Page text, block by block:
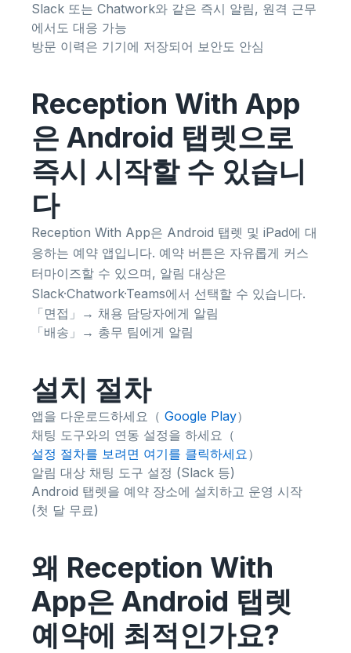
Slack 또는 Chatwork와 같은 즉시 알림, 원격 근무
에서도 대응 가능
방문 이력은 기기에 저장되어 보안도 안심
Reception With App
은 Android 탭렛으로
즉시 시작할 수 있습니
다
Reception With App은 Android 탭렛 및 iPad에 대
응하는 예약 앱입니다. 예약 버튼은 자유롭게 커스
터마이즈할 수 있으며, 알림 대상은
Slack·Chatwork·Teams에서 선택할 수 있습니다.
「면접」→ 채용 담당자에게 알림
「배송」→ 총무 팀에게 알림
설치 절차
앱을 다운로드하세요（ Google Play）
채팅 도구와의 연동 설정을 하세요（
설정 절차를 보려면 여기를 클릭하세요）
알림 대상 채팅 도구 설정 (Slack 등)
Android 탭렛을 예약 장소에 설치하고 운영 시작
(첫 달 무료)
왜 Reception With
App은 Android 탭렛
예약에 최적인가요?